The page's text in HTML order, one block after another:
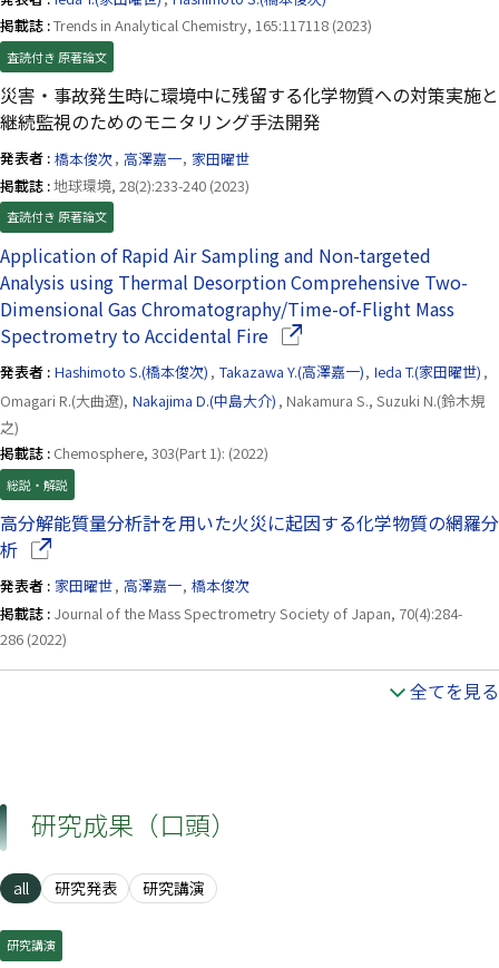
掲載誌 :Trends in Analytical Chemistry, 165:117118 (2023)
査読付き 原著論文
災害・事故発生時に環境中に残留する化学物質への対策実施と
継続監視のためのモニタリング手法開発
発表者 : 橋本俊次, 高澤嘉一, 家田曜世
掲載誌 :地球環境, 28(2):233-240 (2023)
査読付き 原著論文
Application of Rapid Air Sampling and Non-targeted
Analysis using Thermal Desorption Comprehensive Two-
Dimensional Gas Chromatography/Time-of-Flight Mass
Spectrometry to Accidental Fire（別ウインドウで開きます）
発表者 : Hashimoto S.(橋本俊次) , Takazawa Y.(高澤嘉一), Ieda T.(家田曜世) ,
Omagari R.(大曲遼), Nakajima D.(中島大介) , Nakamura S., Suzuki N.(鈴木規
之)
掲載誌 : Chemosphere, 303(Part 1): (2022)
総説・解説
高分解能質量分析計を用いた火災に起因する化学物質の網羅分
析（別ウインドウで開きます）
発表者 : 家田曜世, 高澤嘉一, 橋本俊次
掲載誌 : Journal of the Mass Spectrometry Society of Japan, 70(4):284-
286 (2022)
全てを見る
研究成果（口頭）
all 研究発表 研究講演
研究講演